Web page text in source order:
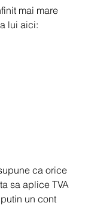
mai mare
lui aici:
sa aplice TVA
un cont